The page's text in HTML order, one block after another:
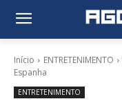
Início ENTRETENIMENTO
Espanha
ENTRETENIMENTO